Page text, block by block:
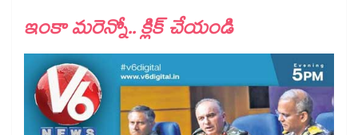
ఇంకా మరెన్నో.. క్లిక్ చేయండి